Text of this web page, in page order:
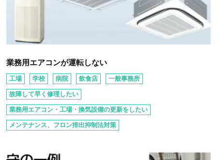
業務用エアコンが運転しない
工場 学校 病院 飲⾷店 ⼀般事務所
故障して早く修理したい
業務⽤エアコン・⼯場・換気設備の更新をしたい
メンテナンス、フロン排出抑制法対策